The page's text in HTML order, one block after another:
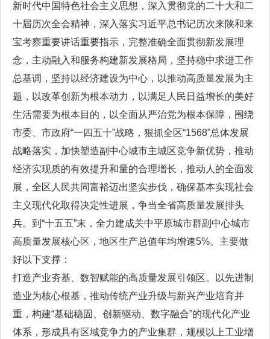
新时代中国特色社会主义思想，深入贯彻党的二十大和二
十届历次全会精神，深入落实习近平总书记历次来陕和来
宝考察重要讲话重要指示，完整准确全面贯彻新发展理
念，主动融入和服务构建新发展格局，坚持稳中求进工作
总基调，坚持以经济建设为中心，以推动高质量发展为主
题，以改革创新为根本动力，以满足人民日益增长的美好
生活需要为根本目的，以全面从严治党为根本保障，围绕
市委、市政府“一四五十”战略，狠抓全区“1568”总体发展
战略落实，加快塑造副中心城市主城区竞争新优势，推动
经济实现质的有效提升和量的合理增长，推动人的全面发
展，全区人民共同富裕迈出坚实步伐，确保基本实现社会
主义现代化取得决定性进展，争当全省高质量发展排头
兵。到“十五五”末，全力建成关中平原城市群副中心城市
高质量发展核心区，地区生产总值年均增速5%。主要做
好以下支撑：
打造产业夯基、数智赋能的高质量发展引领区。以先进制
造业为核心根基，推动传统产业升级与新兴产业培育并
重，构建“基础稳固、创新驱动、数字融合”的现代化产业
体系，形成具有区域竞争力的产业集群，规模以上工业增